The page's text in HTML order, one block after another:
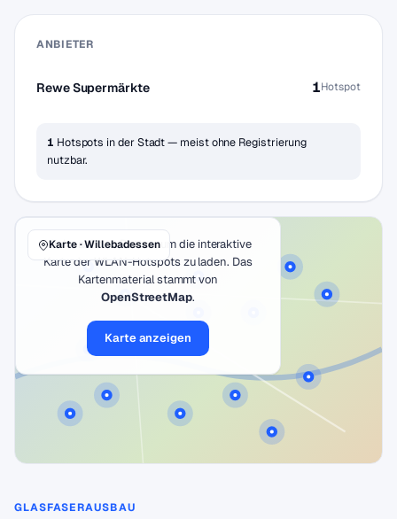
ANBIETER
Rewe Supermärkte 1Hotspot
1 Hotspots in der Stadt — meist ohne Registrierung
nutzbar.
Klicke auf den Button, um die interaktive
Karte der WLAN-Hotspots zu laden. Das
Kartenmaterial stammt von
OpenStreetMap.
Karte anzeigen
Karte · Willebadessen
GLASFASERAUSBAU